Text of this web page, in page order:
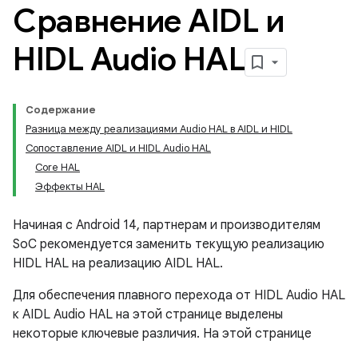
Сравнение AIDL и
HIDL Audio HAL
Содержание
Разница между реализациями Audio HAL в AIDL и HIDL
Сопоставление AIDL и HIDL Audio HAL
Core HAL
Эффекты HAL
Начиная с Android 14, партнерам и производителям
SoC рекомендуется заменить текущую реализацию
HIDL HAL на реализацию AIDL HAL.
Для обеспечения плавного перехода от HIDL Audio HAL
к AIDL Audio HAL на этой странице выделены
некоторые ключевые различия. На этой странице